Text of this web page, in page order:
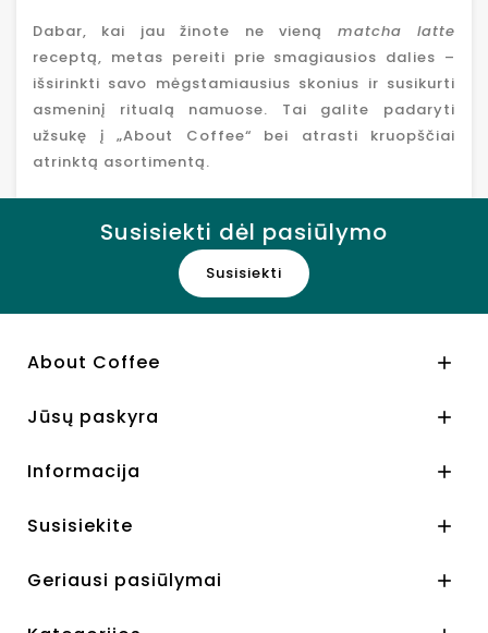
Dabar, kai jau žinote ne vieną matcha latte
receptą, metas pereiti prie smagiausios dalies –
išsirinkti savo mėgstamiausius skonius ir susikurti
asmeninį ritualą namuose. Tai galite padaryti
užsukę į „About Coffee“ bei atrasti kruopščiai
atrinktą asortimentą.
Susisiekti dėl pasiūlymo
Susisiekti
About Coffee 
Jūsų paskyra 
Informacija 
Susisiekite 
Geriausi pasiūlymai 